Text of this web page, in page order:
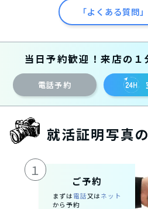
「よくある質問
当日予約歓迎！来店の１
電話予約
就活証明写真
１
ご予約
まずは 電話又は ネット
から予約